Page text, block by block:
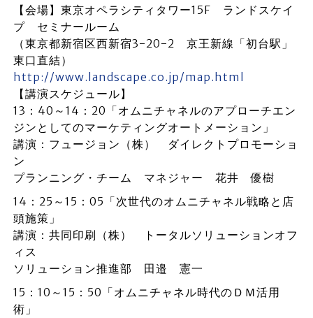
【会場】東京オペラシティタワー15F ランドスケイ
プ セミナールーム
（東京都新宿区西新宿3-20-2 京王新線「初台駅」
東口直結）
http://www.landscape.co.jp/map.html
【講演スケジュール】
13：40～14：20「オムニチャネルのアプローチエン
ジンとしてのマーケティングオートメーション」
講演：フュージョン（株） ダイレクトプロモーショ
ン
プランニング・チーム マネジャー 花井 優樹
14：25～15：05「次世代のオムニチャネル戦略と店
頭施策」
講演：共同印刷（株） トータルソリューションオフ
ィス
ソリューション推進部 田邉 憲一
15：10～15：50「オムニチャネル時代のＤＭ活用
術」